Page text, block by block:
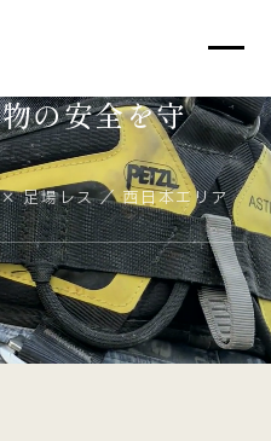
の安全を守
足場レス ／ 西日本エリア